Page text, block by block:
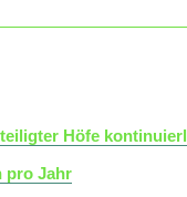
Höfe
pro Jahr